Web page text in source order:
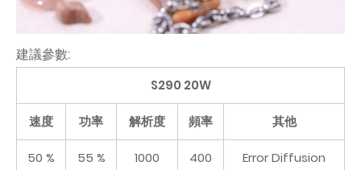
建議參數:
S290 20W
速度 功率 解析度 頻率 其他
50 % 55 % 1000 400 Error Diffusion